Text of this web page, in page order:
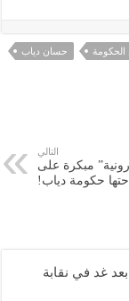
حسان دياب
التالي
مبكرة على
حكومة دياب!
غد في نقابة